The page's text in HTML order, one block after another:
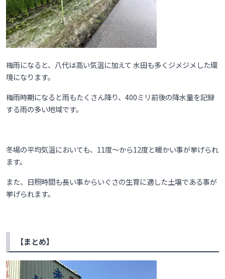
梅雨になると、八代は高い気温に加えて水田も多くジメジメした環
境になります。
梅雨時期になると雨もたくさん降り、 400ミリ前後の降水量を記録
する雨の多い地域です。
冬場の平均気温においても、 11度〜から12度と暖かい事が挙げられ
ます。
また、日照時間も長い事からいぐさの生育に適した土壌である事が
挙げられます。
【まとめ】